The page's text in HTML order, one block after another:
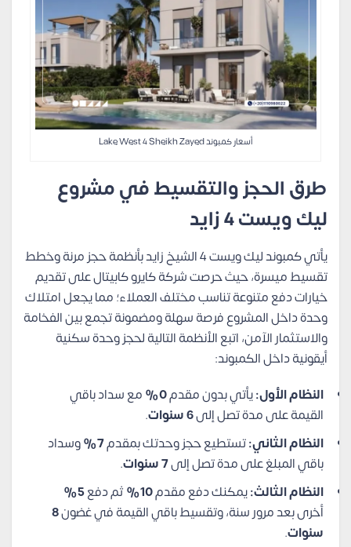
أسعار كمبوند Lake West 4 Sheikh Zayed
طرق الحجز والتقسيط في مشروع
ليك ويست 4 زايد
يأتي كمبوند ليك ويست 4 الشيخ زايد بأنظمة حجز مرنة وخطط
تقسيط ميسرة، حيث حرصت شركة كايرو كابيتال على تقديم
خيارات دفع متنوعة تناسب مختلف العملاء؛ مما يجعل امتلاك
وحدة داخل المشروع فرصة سهلة ومضمونة تجمع بين الفخامة
والاستثمار الآمن، اتبع الأنظمة التالية لحجز وحدة سكنية
أيقونية داخل الكمبوند:
النظام الأول:يأتي بدون مقدم0%
مع سداد باقي
القيمة على مدة تصل إلى6 سنوات
.
النظام الثاني:تستطيع حجز وحدتك بمقدم
وسداد
باقي المبلغ على مدة تصل إلى7 سنوات
.
النظام الثالث:يمكنك دفع مقدم10% ثم دفع5%
أخرى بعد مرور سنة، وتقسيط باقي القيمة في غضون8
سنوات.